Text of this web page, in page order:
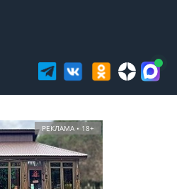
РЕКЛАМА • 18+